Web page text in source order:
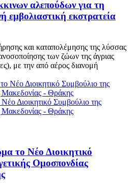
αλεπούδων για τη
εμβολιαστική εκστρατεία
και καταπολέμησης της λύσσας
των ζώων της άγριας
με την από αέρος διανομή
Διοικητικό Συμβούλιο της
Μακεδονίας - Θράκης
το Νέο Διοικητικό
Ομοσπονδίας